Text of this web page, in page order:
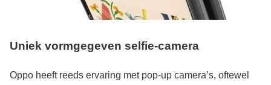
Uniek vormgegeven selfie-camera
Oppo heeft reeds ervaring met pop-up camera’s, oftewel